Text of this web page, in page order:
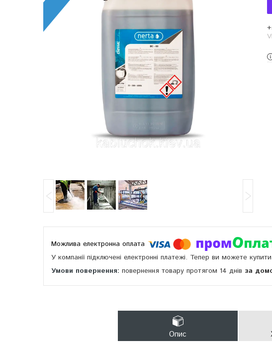
У компанії підключені електронні платежі. Тепер ви можете
повернення товару протягом 14 днів за
Опис